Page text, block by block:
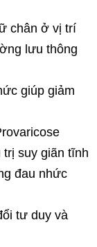
chân ở vị trí
lưu thông
giúp giảm
suy giãn tĩnh
đau nhức
tư duy và